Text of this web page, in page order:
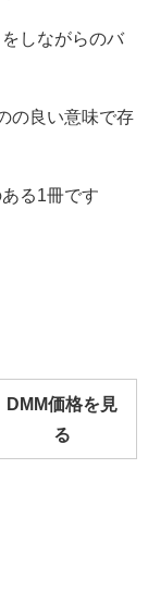
しながらのバ
の良い意味で存
る1冊です
DMM価格を見
る